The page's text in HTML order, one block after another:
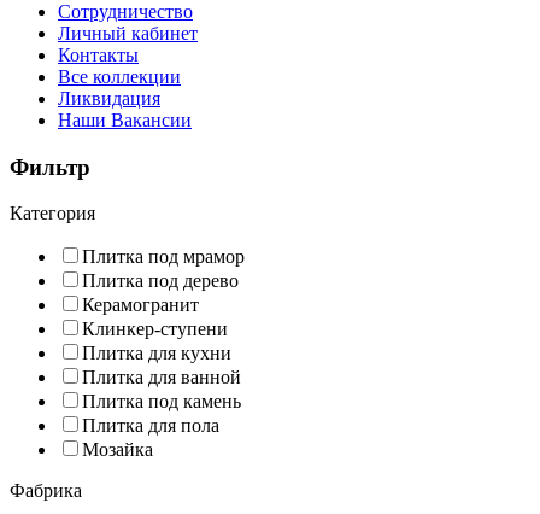
Сотрудничество
Личный кабинет
Контакты
Все коллекции
Ликвидация
Наши Вакансии
Фильтр
Категория
Плитка под мрамор
Плитка под дерево
Керамогранит
Клинкер-ступени
Плитка для кухни
Плитка для ванной
Плитка под камень
Плитка для пола
Мозайка
Фабрика